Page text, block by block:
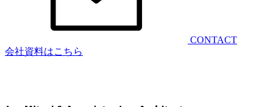
CONTACT
会社資料はこちら